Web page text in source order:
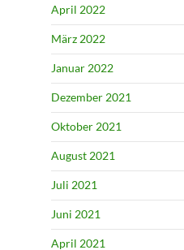
April 2022
März 2022
Januar 2022
Dezember 2021
Oktober 2021
August 2021
Juli 2021
Juni 2021
April 2021